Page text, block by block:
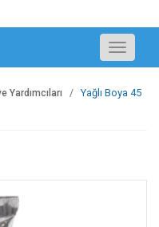
Toggle
Yardımcıları
Yağlı Boya 45